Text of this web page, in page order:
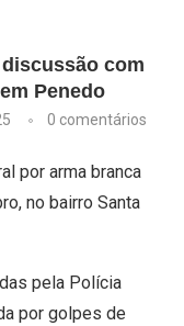
com
Penedo
0 comentários
por arma branca
no bairro Santa
pela Polícia
por golpes de